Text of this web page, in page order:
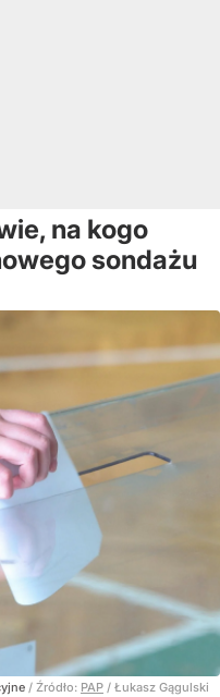
na kogo
sondażu
/ Źródło: PAP / Łukasz Gągulski